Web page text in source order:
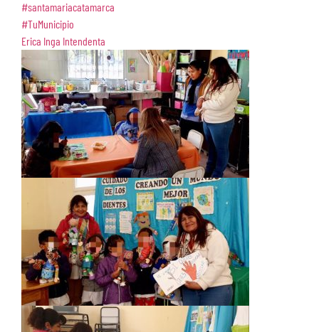
#santamariacatamarca
#TuMunicipio
Erica Inga Intendenta